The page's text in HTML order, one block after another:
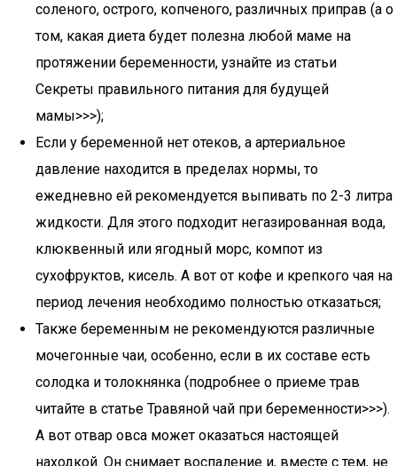
соленого, острого, копченого, различных приправ (а о
том, какая диета будет полезна любой маме на
протяжении беременности, узнайте из статьи
Секреты правильного питания для будущей
мамы>>>);
Если у беременной нет отеков, а артериальное
давление находится в пределах нормы, то
ежедневно ей рекомендуется выпивать по 2-3 литра
жидкости. Для этого подходит негазированная вода,
клюквенный или ягодный морс, компот из
сухофруктов, кисель. А вот от кофе и крепкого чая на
период лечения необходимо полностью отказаться;
Также беременным не рекомендуются различные
мочегонные чаи, особенно, если в их составе есть
солодка и толокнянка (подробнее о приеме трав
читайте в статье Травяной чай при беременности>>>).
А вот отвар овса может оказаться настоящей
находкой. Он снимает воспаление и, вместе с тем, не